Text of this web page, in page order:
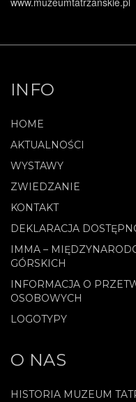
INFO
HOME
AKTUALNOŚCI
WYSTAWY
ZWIEDZANIE
KONTAKT
DEKLARACJA
IMMA –
GÓRSKICH
INFORMACJA O
OSOBOWYCH
LOGOTYPY
O NAS
HISTORIA MUZEUM